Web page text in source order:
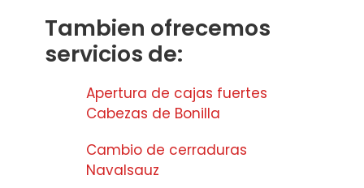
Tambien ofrecemos
servicios de:
Apertura de cajas fuertes
Cabezas de Bonilla
Cambio de cerraduras
Navalsauz